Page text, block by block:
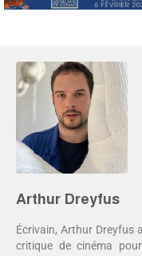
Arthur Dreyfus
Écrivain, Arthur Dreyfus
critique de cinéma